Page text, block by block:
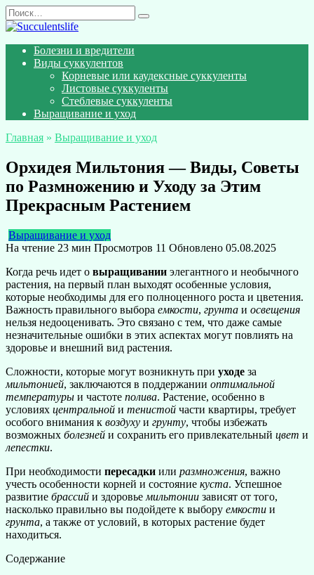
Перейти
к
Search
for:
Болезни и вредители
Виды суккулентов
Корневые или каудексные суккуленты
Листовые суккуленты
Стеблевые суккуленты
Выращивание и уход
Главная » Выращивание и уход
Орхидея Мильтония — Виды, Советы
по Размножению и Уходу за Этим
Прекрасным Растением
Выращивание и уход
На чтение 23 мин Просмотров 11 Обновлено 05.08.2025
Когда речь идет о выращивании элегантного и необычного
растения, на первый план выходят особенные условия,
которые необходимы для его полноценного роста и цветения.
Важность правильного выбора емкости, грунта и освещения
нельзя недооценивать. Это связано с тем, что даже самые
незначительные ошибки в этих аспектах могут повлиять на
здоровье и внешний вид растения.
Сложности, которые могут возникнуть при уходе за
мильтонией, заключаются в поддержании оптимальной
температуры и частоте полива. Растение, особенно в
условиях центральной и тенистой части квартиры, требует
особого внимания к воздуху и грунту, чтобы избежать
возможных болезней и сохранить его привлекательный цвет и
лепестки.
При необходимости пересадки или размножения, важно
учесть особенности корней и состояние куста. Успешное
развитие брассий и здоровье мильтонии зависят от того,
насколько правильно вы подойдете к выбору емкости и
грунта, а также от условий, в которых растение будет
находиться.
Содержание